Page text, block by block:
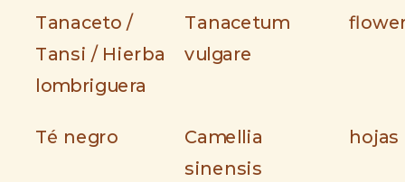
Tanaceto /
Tansi / Hierba
lombriguera
Tanacetum
vulgare
Té negro
Camellia
sinensis
hojas